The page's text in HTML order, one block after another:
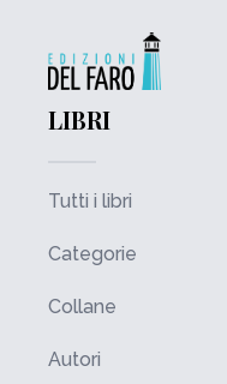
LIBRI
Tutti i libri
Categorie
Collane
Autori